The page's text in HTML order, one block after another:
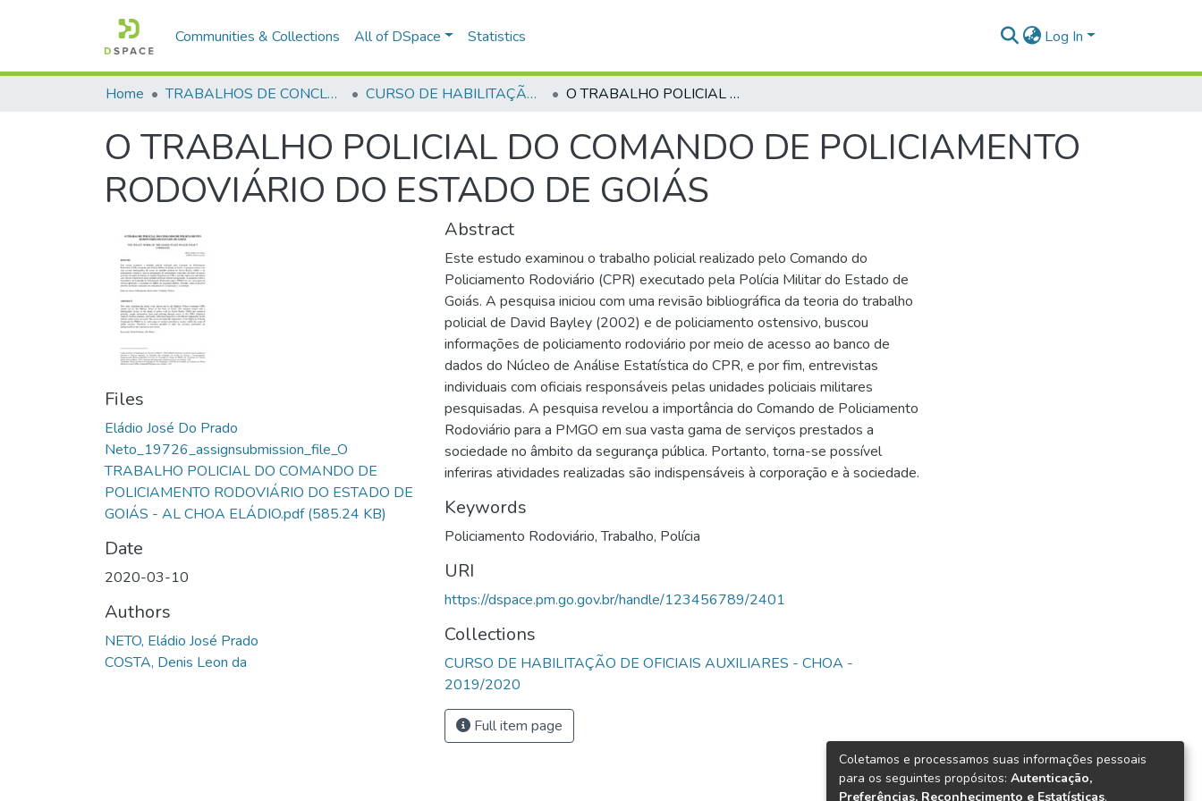
Communities & Collections All of DSpace Statistics Log In
Home TRABALHOS DE CONCLUSÃO DE CURSO - CHOA (CURSO DE HABILITAÇÃO DE OFICIAIS AUXILIARES) CURSO DE HABILITAÇÃO DE OFICIAIS AUXILIARES - CHOA - 2019/2020 O TRABALHO POLICIAL DO COMANDO DE POLICIAMENTO RODOVIÁRIO DO ESTADO DE GOIÁS
O TRABALHO POLICIAL DO COMANDO DE POLICIAMENTO
RODOVIÁRIO DO ESTADO DE GOIÁS
Files
Eládio José Do Prado
Neto_19726_assignsubmission_file_O
TRABALHO POLICIAL DO COMANDO DE
POLICIAMENTO RODOVIÁRIO DO ESTADO DE
GOIÁS - AL CHOA ELÁDIO.pdf(585.24 KB)
Date
2020-03-10
Authors
NETO, Eládio José Prado
COSTA, Denis Leon da
Abstract
Este estudo examinou o trabalho policial realizado pelo Comando do
Policiamento Rodoviário (CPR) executado pela Polícia Militar do Estado de
Goiás. A pesquisa iniciou com uma revisão bibliográfica da teoria do trabalho
policial de David Bayley (2002) e de policiamento ostensivo, buscou
informações de policiamento rodoviário por meio de acesso ao banco de
dados do Núcleo de Análise Estatística do CPR, e por fim, entrevistas
individuais com oficiais responsáveis pelas unidades policiais militares
pesquisadas. A pesquisa revelou a importância do Comando de Policiamento
Rodoviário para a PMGO em sua vasta gama de serviços prestados a
sociedade no âmbito da segurança pública. Portanto, torna-se possível
inferiras atividades realizadas são indispensáveis à corporação e à sociedade.
Keywords
Policiamento Rodoviário,Trabalho, Polícia
URI
https://dspace.pm.go.gov.br/handle/123456789/2401
Collections
CURSO DE HABILITAÇÃO DE OFICIAIS AUXILIARES - CHOA -
2019/2020
Full item page
Coletamos e processamos suas informações pessoais
para os seguintes propósitos: Autenticação,
Preferências, Reconhecimento e Estatísticas.